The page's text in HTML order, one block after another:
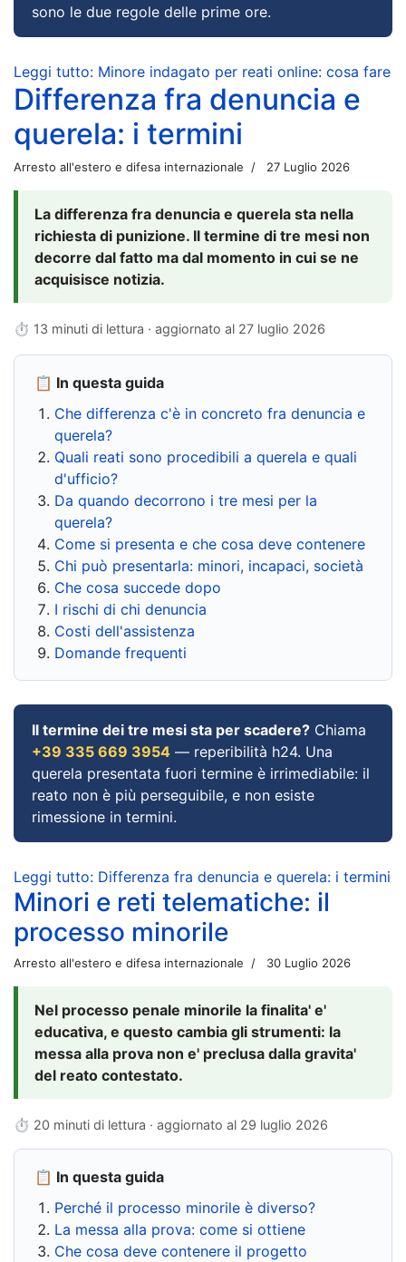
sono le due regole delle prime ore.
Leggi tutto: Minore indagato per reati online: cosa fare
Differenza fra denuncia e
querela: i termini
Arresto all'estero e difesa internazionale 27 Luglio 2026
La differenza fra denuncia e querela sta nella
richiesta di punizione. Il termine di tre mesi non
decorre dal fatto ma dal momento in cui se ne
acquisisce notizia.
⏱ 13 minuti di lettura · aggiornato al 27 luglio 2026
📋 In questa guida
Che differenza c'è in concreto fra denuncia e
querela?
Quali reati sono procedibili a querela e quali
d'ufficio?
Da quando decorrono i tre mesi per la
querela?
Come si presenta e che cosa deve contenere
Chi può presentarla: minori, incapaci, società
Che cosa succede dopo
I rischi di chi denuncia
Costi dell'assistenza
Domande frequenti
Il termine dei tre mesi sta per scadere? Chiama
+39 335 669 3954 — reperibilità h24. Una
querela presentata fuori termine è irrimediabile: il
reato non è più perseguibile, e non esiste
rimessione in termini.
Leggi tutto: Differenza fra denuncia e querela: i termini
Minori e reti telematiche: il
processo minorile
Arresto all'estero e difesa internazionale 30 Luglio 2026
Nel processo penale minorile la finalita' e'
educativa, e questo cambia gli strumenti: la
messa alla prova non e' preclusa dalla gravita'
del reato contestato.
⏱ 20 minuti di lettura · aggiornato al 29 luglio 2026
📋 In questa guida
Perché il processo minorile è diverso?
La messa alla prova: come si ottiene
Che cosa deve contenere il progetto